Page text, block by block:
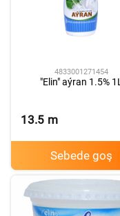
4833001271454
"Elin" aýran 1.5% 1L
13.5 m
Sebede goş